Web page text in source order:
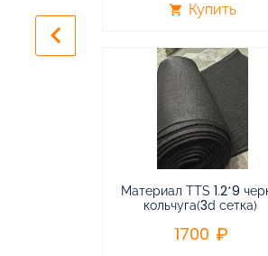
shopping_cart Купить
Материал TTS 1.2*9
кольчуга(3d сетка)
1700
keyboard_arrow_left